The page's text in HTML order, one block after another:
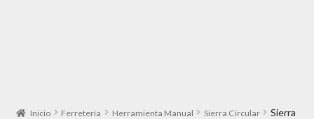
Inicio Ferretería Herramienta Manual Sierra Circular
Sierra